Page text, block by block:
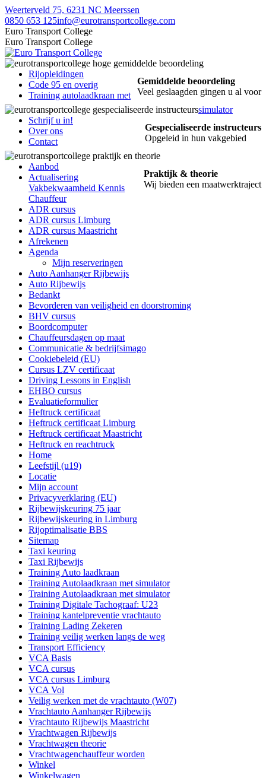
Skip
to
content
Weerterveld 75, 6231 NC Meerssen
0850 653 125info@eurotransportcollege.com
Facebook
page
opens
in
new
window
Linkedin
page
opens
in
new
window
Instagram
page
opens
in
new
window
Euro Transport College
Euro Transport College
Gemiddelde beoordeling
Veel geslaagden gingen u al voor
Gespecialiseerde instructeurs
Opgeleid in hun vakgebied
Praktijk & theorie
Wij bieden een maatwerktraject
Rijopleidingen
Code 95 en overig
Training autolaadkraan met
simulator
Schrijf u in!
Over ons
Contact
Aanbod
Actualisering
Vakbekwaamheid Kennis
Chauffeur
ADR cursus
ADR cursus Limburg
ADR cursus Maastricht
Afrekenen
Agenda
Mijn reserveringen
Auto Aanhanger Rijbewijs
Auto Rijbewijs
Bedankt
Bevorderen van veiligheid en doorstroming
BHV cursus
Boordcomputer
Chauffeursdagen op maat
Communicatie & bedrijfsimago
Cookiebeleid (EU)
Cursus LZV certificaat
Driving Lessons in English
EHBO cursus
Evaluatieformulier
Heftruck certificaat
Heftruck certificaat Limburg
Heftruck certificaat Maastricht
Heftruck en reachtruck
Home
Leefstijl (u19)
Locatie
Mijn account
Privacyverklaring (EU)
Rijbewijskeuring 75 jaar
Rijbewijskeuring in Limburg
Rijoptimalisatie BBS
Sitemap
Taxi keuring
Taxi Rijbewijs
Training Auto laadkraan
Training Autolaadkraan met simulator
Training Autolaadkraan met simulator
Training Digitale Tachograaf: U23
Training kantelpreventie vrachtauto
Training Lading Zekeren
Training veilig werken langs de weg
Transport Efficiency
VCA Basis
VCA cursus
VCA cursus Limburg
VCA Vol
Veilig werken met de vrachtauto (W07)
Vrachtauto Aanhanger Rijbewijs
Vrachtauto Rijbewijs Maastricht
Vrachtwagen Rijbewijs
Vrachtwagen theorie
Vrachtwagenchauffeur worden
Winkel
Winkelwagen